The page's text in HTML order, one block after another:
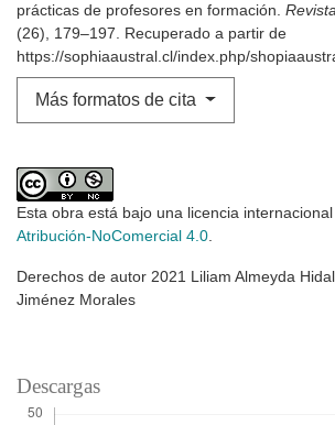
prácticas de profesores en formación.
(26), 179–197. Recuperado a partir de
https://sophiaaustral.cl/index.php/
Más formatos de cita
Esta obra está bajo una licencia internacional
Atribución-NoComercial 4.0.
Derechos de autor 2021 Liliam Almeyda
Jiménez Morales
Descargas